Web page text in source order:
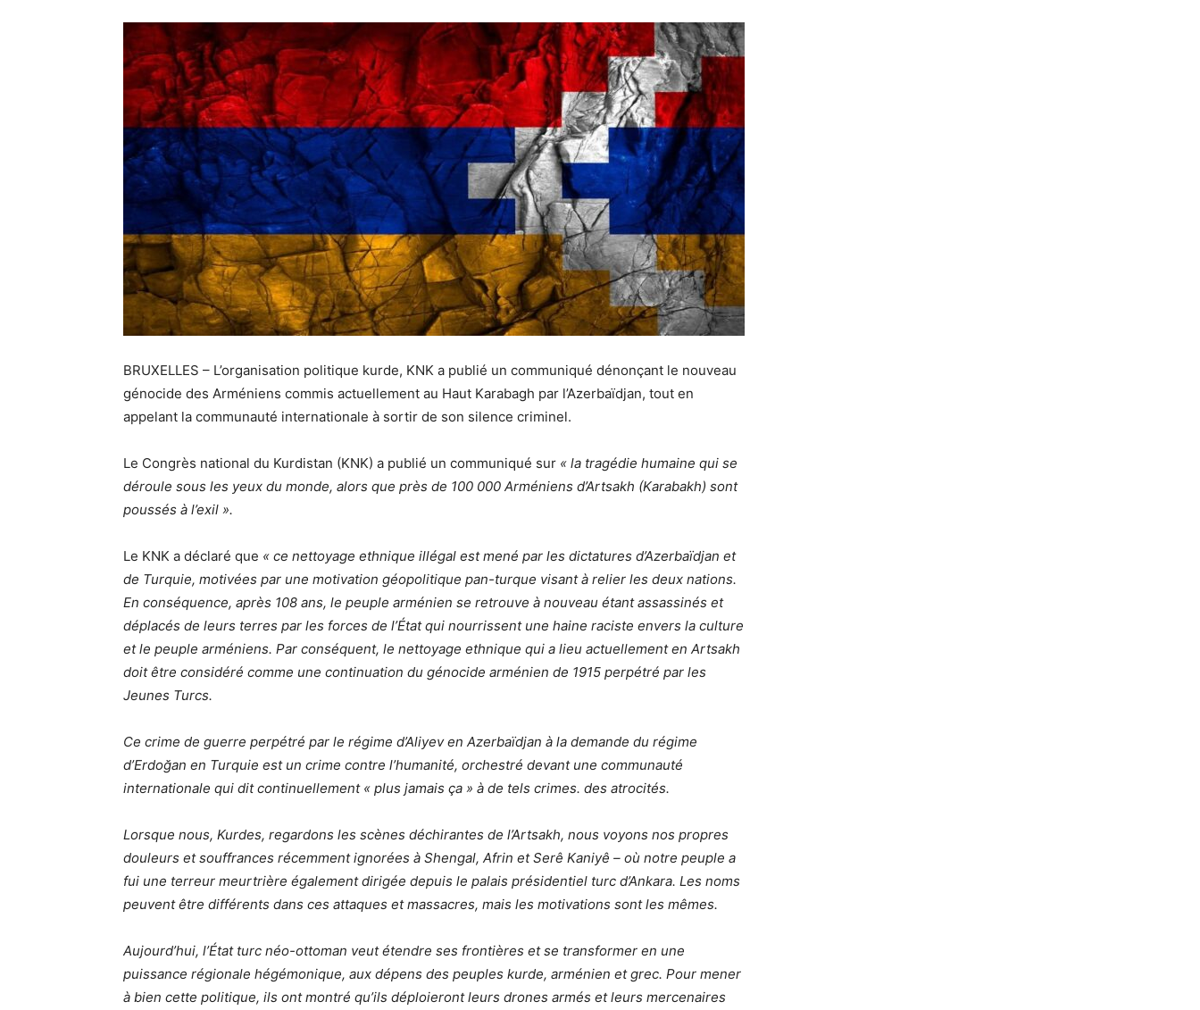
BRUXELLES – L’organisation politique kurde, KNK a publié un communiqué dénonçant le nouveau
génocide des Arméniens commis actuellement au Haut Karabagh par l’Azerbaïdjan, tout en
appelant la communauté internationale à sortir de son silence criminel.
Le Congrès national du Kurdistan (KNK) a publié un communiqué sur « la tragédie humaine qui se
déroule sous les yeux du monde, alors que près de 100 000 Arméniens d’Artsakh (Karabakh) sont
poussés à l’exil ».
Le KNK a déclaré que « ce nettoyage ethnique illégal est mené par les dictatures d’Azerbaïdjan et
de Turquie, motivées par une motivation géopolitique pan-turque visant à relier les deux nations.
En conséquence, après 108 ans, le peuple arménien se retrouve à nouveau étant assassinés et
déplacés de leurs terres par les forces de l’État qui nourrissent une haine raciste envers la culture
et le peuple arméniens. Par conséquent, le nettoyage ethnique qui a lieu actuellement en Artsakh
doit être considéré comme une continuation du génocide arménien de 1915 perpétré par les
Jeunes Turcs.
Ce crime de guerre perpétré par le régime d’Aliyev en Azerbaïdjan à la demande du régime
d’Erdoğan en Turquie est un crime contre l’humanité, orchestré devant une communauté
internationale qui dit continuellement « plus jamais ça » à de tels crimes. des atrocités.
Lorsque nous, Kurdes, regardons les scènes déchirantes de l’Artsakh, nous voyons nos propres
douleurs et souffrances récemment ignorées à Shengal, Afrin et Serê Kaniyê – où notre peuple a
fui une terreur meurtrière également dirigée depuis le palais présidentiel turc d’Ankara. Les noms
peuvent être différents dans ces attaques et massacres, mais les motivations sont les mêmes.
Aujourd’hui, l’État turc néo-ottoman veut étendre ses frontières et se transformer en une
puissance régionale hégémonique, aux dépens des peuples kurde, arménien et grec. Pour mener
à bien cette politique, ils ont montré qu’ils déploieront leurs drones armés et leurs mercenaires